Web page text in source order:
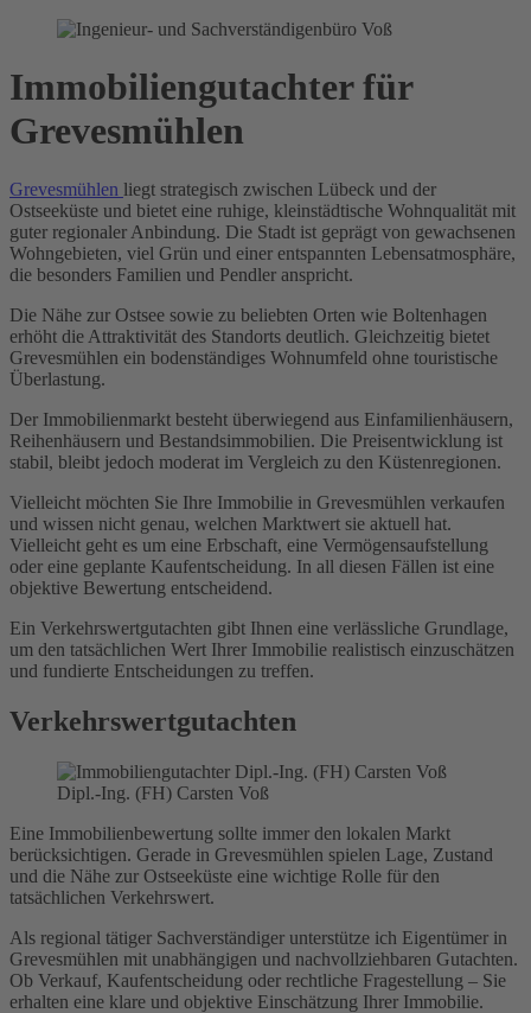
Immobiliengutachter für
Grevesmühlen
Grevesmühlen liegt strategisch zwischen Lübeck und der
Ostseeküste und bietet eine ruhige, kleinstädtische Wohnqualität mit
guter regionaler Anbindung. Die Stadt ist geprägt von gewachsenen
Wohngebieten, viel Grün und einer entspannten Lebensatmosphäre,
die besonders Familien und Pendler anspricht.
Die Nähe zur Ostsee sowie zu beliebten Orten wie Boltenhagen
erhöht die Attraktivität des Standorts deutlich. Gleichzeitig bietet
Grevesmühlen ein bodenständiges Wohnumfeld ohne touristische
Überlastung.
Der Immobilienmarkt besteht überwiegend aus Einfamilienhäusern,
Reihenhäusern und Bestandsimmobilien. Die Preisentwicklung ist
stabil, bleibt jedoch moderat im Vergleich zu den Küstenregionen.
Vielleicht möchten Sie Ihre Immobilie in Grevesmühlen verkaufen
und wissen nicht genau, welchen Marktwert sie aktuell hat.
Vielleicht geht es um eine Erbschaft, eine Vermögensaufstellung
oder eine geplante Kaufentscheidung. In all diesen Fällen ist eine
objektive Bewertung entscheidend.
Ein Verkehrswertgutachten gibt Ihnen eine verlässliche Grundlage,
um den tatsächlichen Wert Ihrer Immobilie realistisch einzuschätzen
und fundierte Entscheidungen zu treffen.
Verkehrswertgutachten
Dipl.-Ing. (FH) Carsten Voß
Eine Immobilienbewertung sollte immer den lokalen Markt
berücksichtigen. Gerade in Grevesmühlen spielen Lage, Zustand
und die Nähe zur Ostseeküste eine wichtige Rolle für den
tatsächlichen Verkehrswert.
Als regional tätiger Sachverständiger unterstütze ich Eigentümer in
Grevesmühlen mit unabhängigen und nachvollziehbaren Gutachten.
Ob Verkauf, Kaufentscheidung oder rechtliche Fragestellung – Sie
erhalten eine klare und objektive Einschätzung Ihrer Immobilie.